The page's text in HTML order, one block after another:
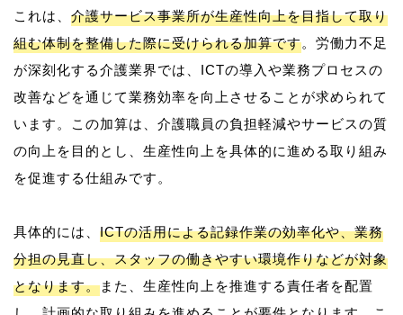
これは、 介護サービス事業所が生産性向上を目指して取り
組む体制を整備した際に受けられる加算です。労働力不足
が深刻化する介護業界では、ICTの導入や業務プロセスの
改善などを通じて業務効率を向上させることが求められて
います。この加算は、介護職員の負担軽減やサービスの質
の向上を目的とし、生産性向上を具体的に進める取り組み
を促進する仕組みです。
具体的には、 ICTの活用による記録作業の効率化や、業務
分担の見直し、スタッフの働きやすい環境作りなどが対象
となります。また、生産性向上を推進する責任者を配置